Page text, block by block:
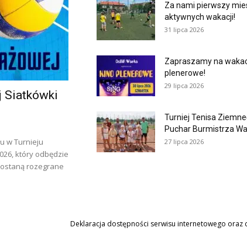
Siatkówki
w Turnieju
który odbędzie
rozegrane
Za nami pierwszy
aktywnych wakacji!
31 lipca 2026
Zapraszamy na
plenerowe!
29 lipca 2026
Turniej Tenisa
Puchar Burmistrza
27 lipca 2026
Deklaracja dostępności serwisu internetowego oraz